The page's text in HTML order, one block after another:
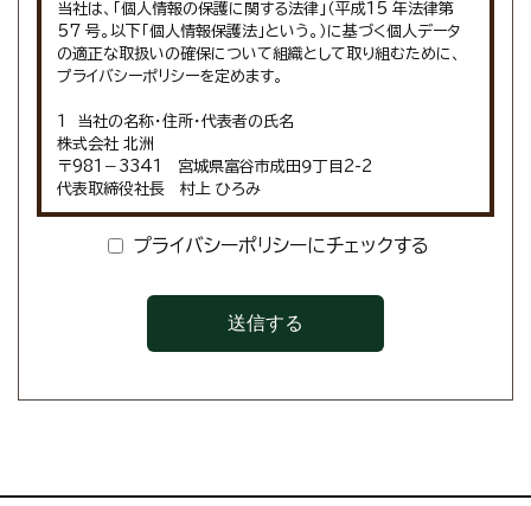
当社は、「個人情報の保護に関する法律」（平成15 年法律第
57 号。以下「個人情報保護法」という。）に基づく個人データ
の適正な取扱いの確保について組織として取り組むために、
プライバシーポリシーを定めます。
１ 当社の名称・住所・代表者の氏名
株式会社 北洲
〒981－3341 宮城県富谷市成田９丁目2-2
代表取締役社長 村上 ひろみ
２ 関係法令・ガイドライン等の遵守
当社は、個人情報保護法その他の法令及び個人情報保護委員
（個人情報保護法第１６条第３項に定めるものをいう。以下、同
様）の適正な取扱いを行います。
３ 個人情報の取得・利用
プライバシーポリシーにチェックする